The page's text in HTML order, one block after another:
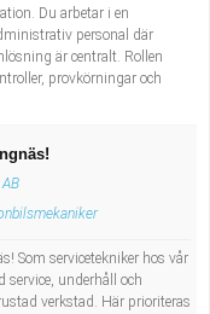
Du arbetar i en
personal där
är centralt. Rollen
provkörningar och
Som servicetekniker hos vår
service, underhåll och
verkstad. Här prioriteras